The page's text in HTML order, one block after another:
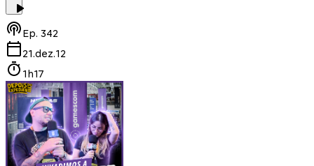
Ep. 342
21.dez.12
1h17